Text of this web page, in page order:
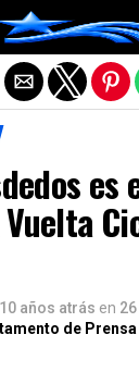
10 años atrás en
de Prensa
de la versión